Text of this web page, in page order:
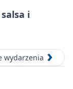
salsa i
wydarzenia